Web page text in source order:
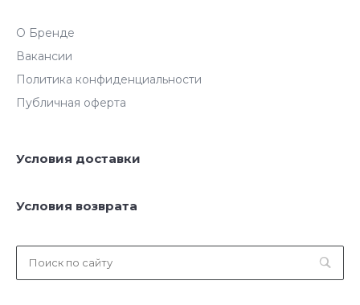
О Бренде
Вакансии
Политика конфиденциальности
Публичная оферта
Условия доставки
Условия возврата